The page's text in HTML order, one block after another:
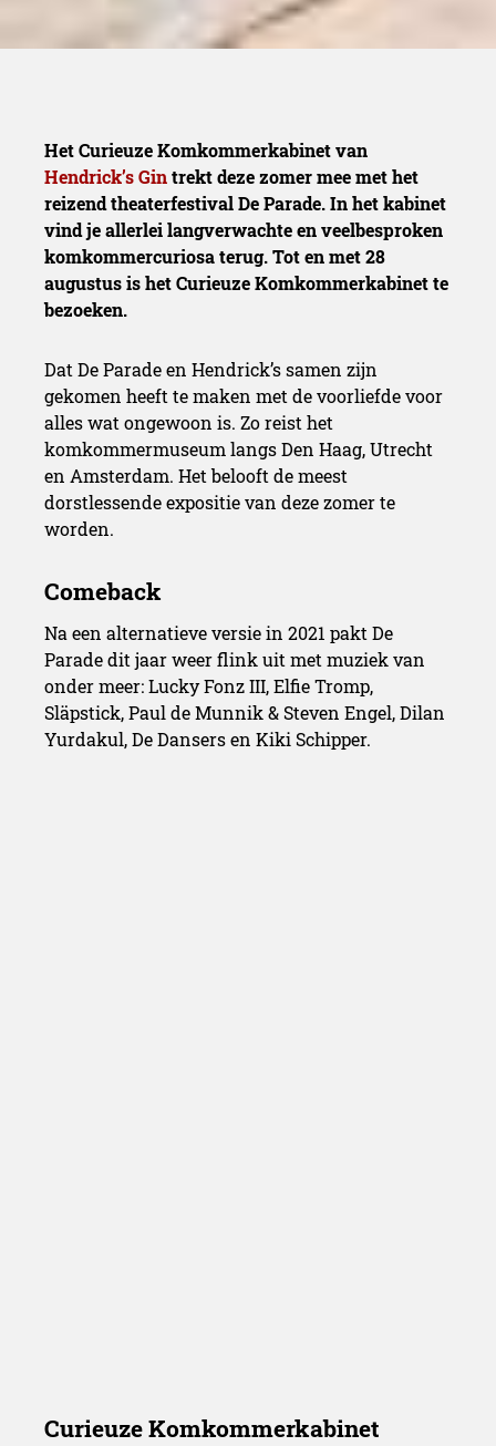
Het Curieuze Komkommerkabinet van
Hendrick’s Gintrekt deze zomer mee met het
reizend theaterfestival De Parade. In het kabinet
vind je allerlei langverwachte en veelbesproken
komkommercuriosa terug. Tot en met 28
augustus is het Curieuze Komkommerkabinet te
bezoeken.
Dat De Parade en Hendrick’s samen zijn
gekomen heeft te maken met de voorliefde voor
alles wat ongewoon is. Zo reist het
komkommermuseum langs Den Haag, Utrecht
en Amsterdam. Het belooft de meest
dorstlessende expositie van deze zomer te
worden.
Na een alternatieve versie in 2021 pakt De
Parade dit jaar weer flink uit met muziek van
onder meer: Lucky Fonz III, Elfie Tromp,
Släpstick, Paul de Munnik & Steven Engel, Dilan
Yurdakul, De Dansers en Kiki Schipper.